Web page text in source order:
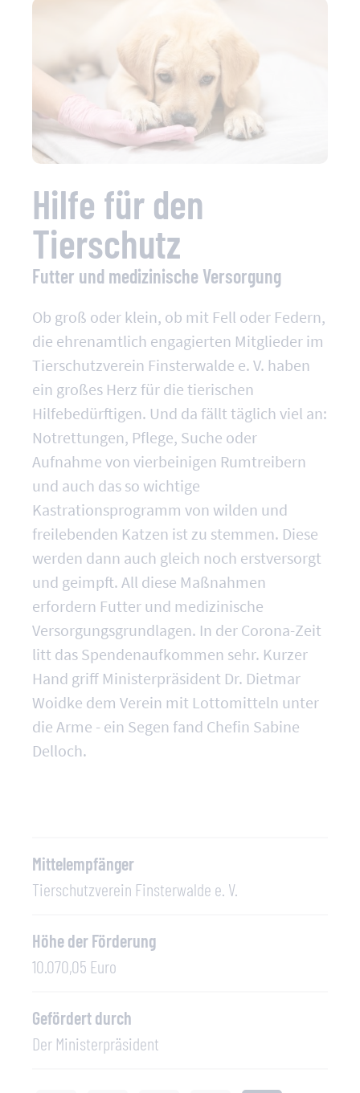
Hilfe für den
Tierschutz
Futter und medizinische Versorgung
Ob groß oder klein, ob mit Fell oder Federn,
die ehrenamtlich engagierten Mitglieder im
Tierschutzverein Finsterwalde e. V. haben
ein großes Herz für die tierischen
Hilfebedürftigen. Und da fällt täglich viel an:
Notrettungen, Pflege, Suche oder
Aufnahme von vierbeinigen Rumtreibern
und auch das so wichtige
Kastrationsprogramm von wilden und
freilebenden Katzen ist zu stemmen. Diese
werden dann auch gleich noch erstversorgt
und geimpft. All diese Maßnahmen
erfordern Futter und medizinische
Versorgungsgrundlagen. In der Corona-Zeit
litt das Spendenaufkommen sehr. Kurzer
Hand griff Ministerpräsident Dr. Dietmar
Woidke dem Verein mit Lottomitteln unter
die Arme - ein Segen fand Chefin Sabine
Delloch.
Mittelempfänger
Tierschutzverein Finsterwalde e. V.
Höhe der Förderung
10.070,05 Euro
Gefördert durch
Der Ministerpräsident